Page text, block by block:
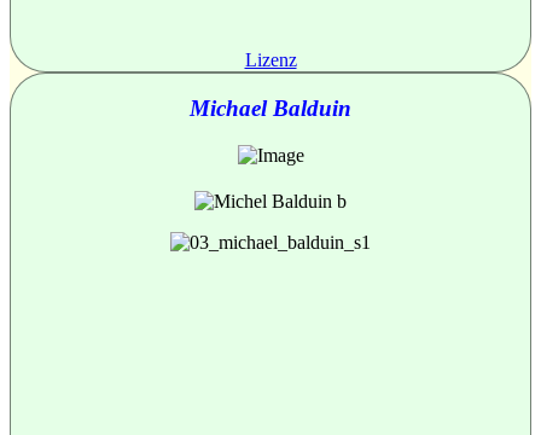
Lizenz
Michael Balduin